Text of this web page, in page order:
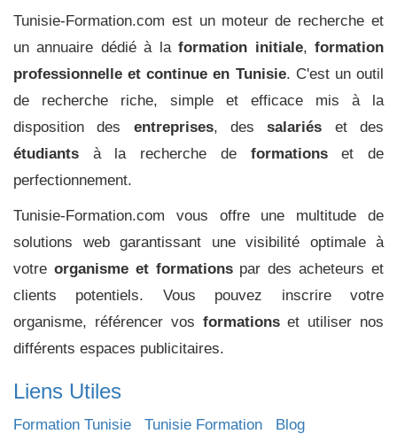
Tunisie-Formation.com est un moteur de recherche et
un annuaire dédié à laformation initiale,formation
professionnelle et continue en Tunisie. C'est un outil
de recherche riche, simple et efficace mis à la
disposition des entreprises, dessalariés et des
étudiants à la recherche de formationset de
perfectionnement.
Tunisie-Formation.com vous offre une multitude de
solutions web garantissant une visibilité optimale à
votre organisme et formationspar des acheteurs et
clients potentiels. Vous pouvez inscrire votre
organisme, référencer vos formationset utiliser nos
différents espaces publicitaires.
Liens Utiles
Formation Tunisie Tunisie Formation Blog